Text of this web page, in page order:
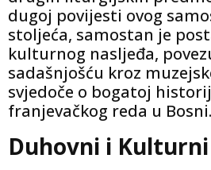
dugoj povijesti ovog
stoljeća, samostan je
kulturnog nasljeđa,
sadašnjošću kroz
svjedoče o bogatoj
franjevačkog reda u Bosni.
Duhovni i